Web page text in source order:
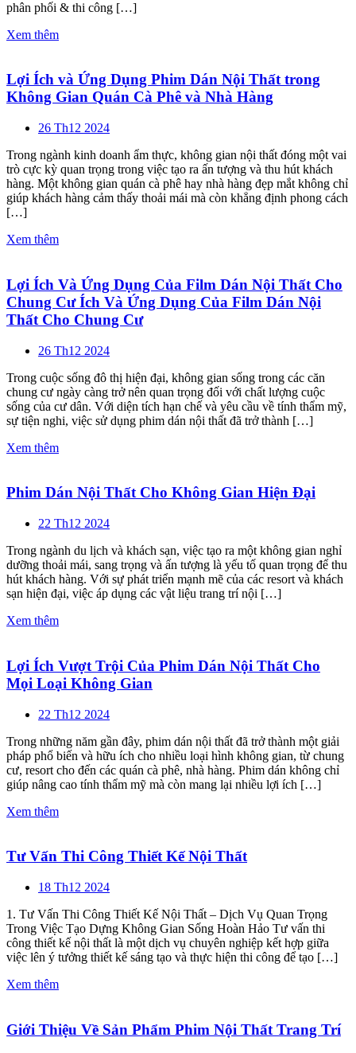
phân phối & thi công […]
Xem thêm
Lợi Ích và Ứng Dụng Phim Dán Nội Thất trong
Không Gian Quán Cà Phê và Nhà Hàng
26 Th12 2024
Trong ngành kinh doanh ẩm thực, không gian nội thất đóng một vai
trò cực kỳ quan trọng trong việc tạo ra ấn tượng và thu hút khách
hàng. Một không gian quán cà phê hay nhà hàng đẹp mắt không chỉ
giúp khách hàng cảm thấy thoải mái mà còn khẳng định phong cách
[…]
Xem thêm
Lợi Ích Và Ứng Dụng Của Film Dán Nội Thất Cho
Chung Cư Ích Và Ứng Dụng Của Film Dán Nội
Thất Cho Chung Cư
26 Th12 2024
Trong cuộc sống đô thị hiện đại, không gian sống trong các căn
chung cư ngày càng trở nên quan trọng đối với chất lượng cuộc
sống của cư dân. Với diện tích hạn chế và yêu cầu về tính thẩm mỹ,
sự tiện nghi, việc sử dụng phim dán nội thất đã trở thành […]
Xem thêm
Phim Dán Nội Thất Cho Không Gian Hiện Đại
22 Th12 2024
Trong ngành du lịch và khách sạn, việc tạo ra một không gian nghỉ
dưỡng thoải mái, sang trọng và ấn tượng là yếu tố quan trọng để thu
hút khách hàng. Với sự phát triển mạnh mẽ của các resort và khách
sạn hiện đại, việc áp dụng các vật liệu trang trí nội […]
Xem thêm
Lợi Ích Vượt Trội Của Phim Dán Nội Thất Cho
Mọi Loại Không Gian
22 Th12 2024
Trong những năm gần đây, phim dán nội thất đã trở thành một giải
pháp phổ biến và hữu ích cho nhiều loại hình không gian, từ chung
cư, resort cho đến các quán cà phê, nhà hàng. Phim dán không chỉ
giúp nâng cao tính thẩm mỹ mà còn mang lại nhiều lợi ích […]
Xem thêm
Tư Vấn Thi Công Thiết Kế Nội Thất
18 Th12 2024
1. Tư Vấn Thi Công Thiết Kế Nội Thất – Dịch Vụ Quan Trọng
Trong Việc Tạo Dựng Không Gian Sống Hoàn Hảo Tư vấn thi
công thiết kế nội thất là một dịch vụ chuyên nghiệp kết hợp giữa
việc lên ý tưởng thiết kế sáng tạo và thực hiện thi công để tạo […]
Xem thêm
Giới Thiệu Về Sản Phẩm Phim Nội Thất Trang Trí